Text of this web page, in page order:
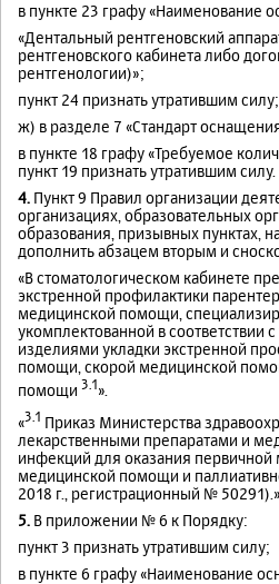
в пункте 23 графу «Наименование
«Дентальный рентгеновский
рентгеновского кабинета либо
рентгенологии)»;
пункт 24 признать утратившим силу;
ж) в разделе 7 «Стандарт
в пункте 18 графу «Требуемое
пункт 19 признать утратившим силу.
4. Пункт 9 Правил организации
организациях, образовательных
образования, призывных пунктах,
дополнить абзацем вторым и
«В стоматологическом кабинете
экстренной профилактики
медицинской помощи,
укомплектованной в
изделиями укладки экстренной
помощи, скорой медицинской
помощи 3.1 ».
«3.1 Приказ Министерства
лекарственными препаратами и
инфекций для оказания
медицинской помощи и
2018 г., регистрационный № 50291).».
5. В приложении № 6 к Порядку:
пункт 3 признать утратившим силу;
в пункте 6 графу «Наименование